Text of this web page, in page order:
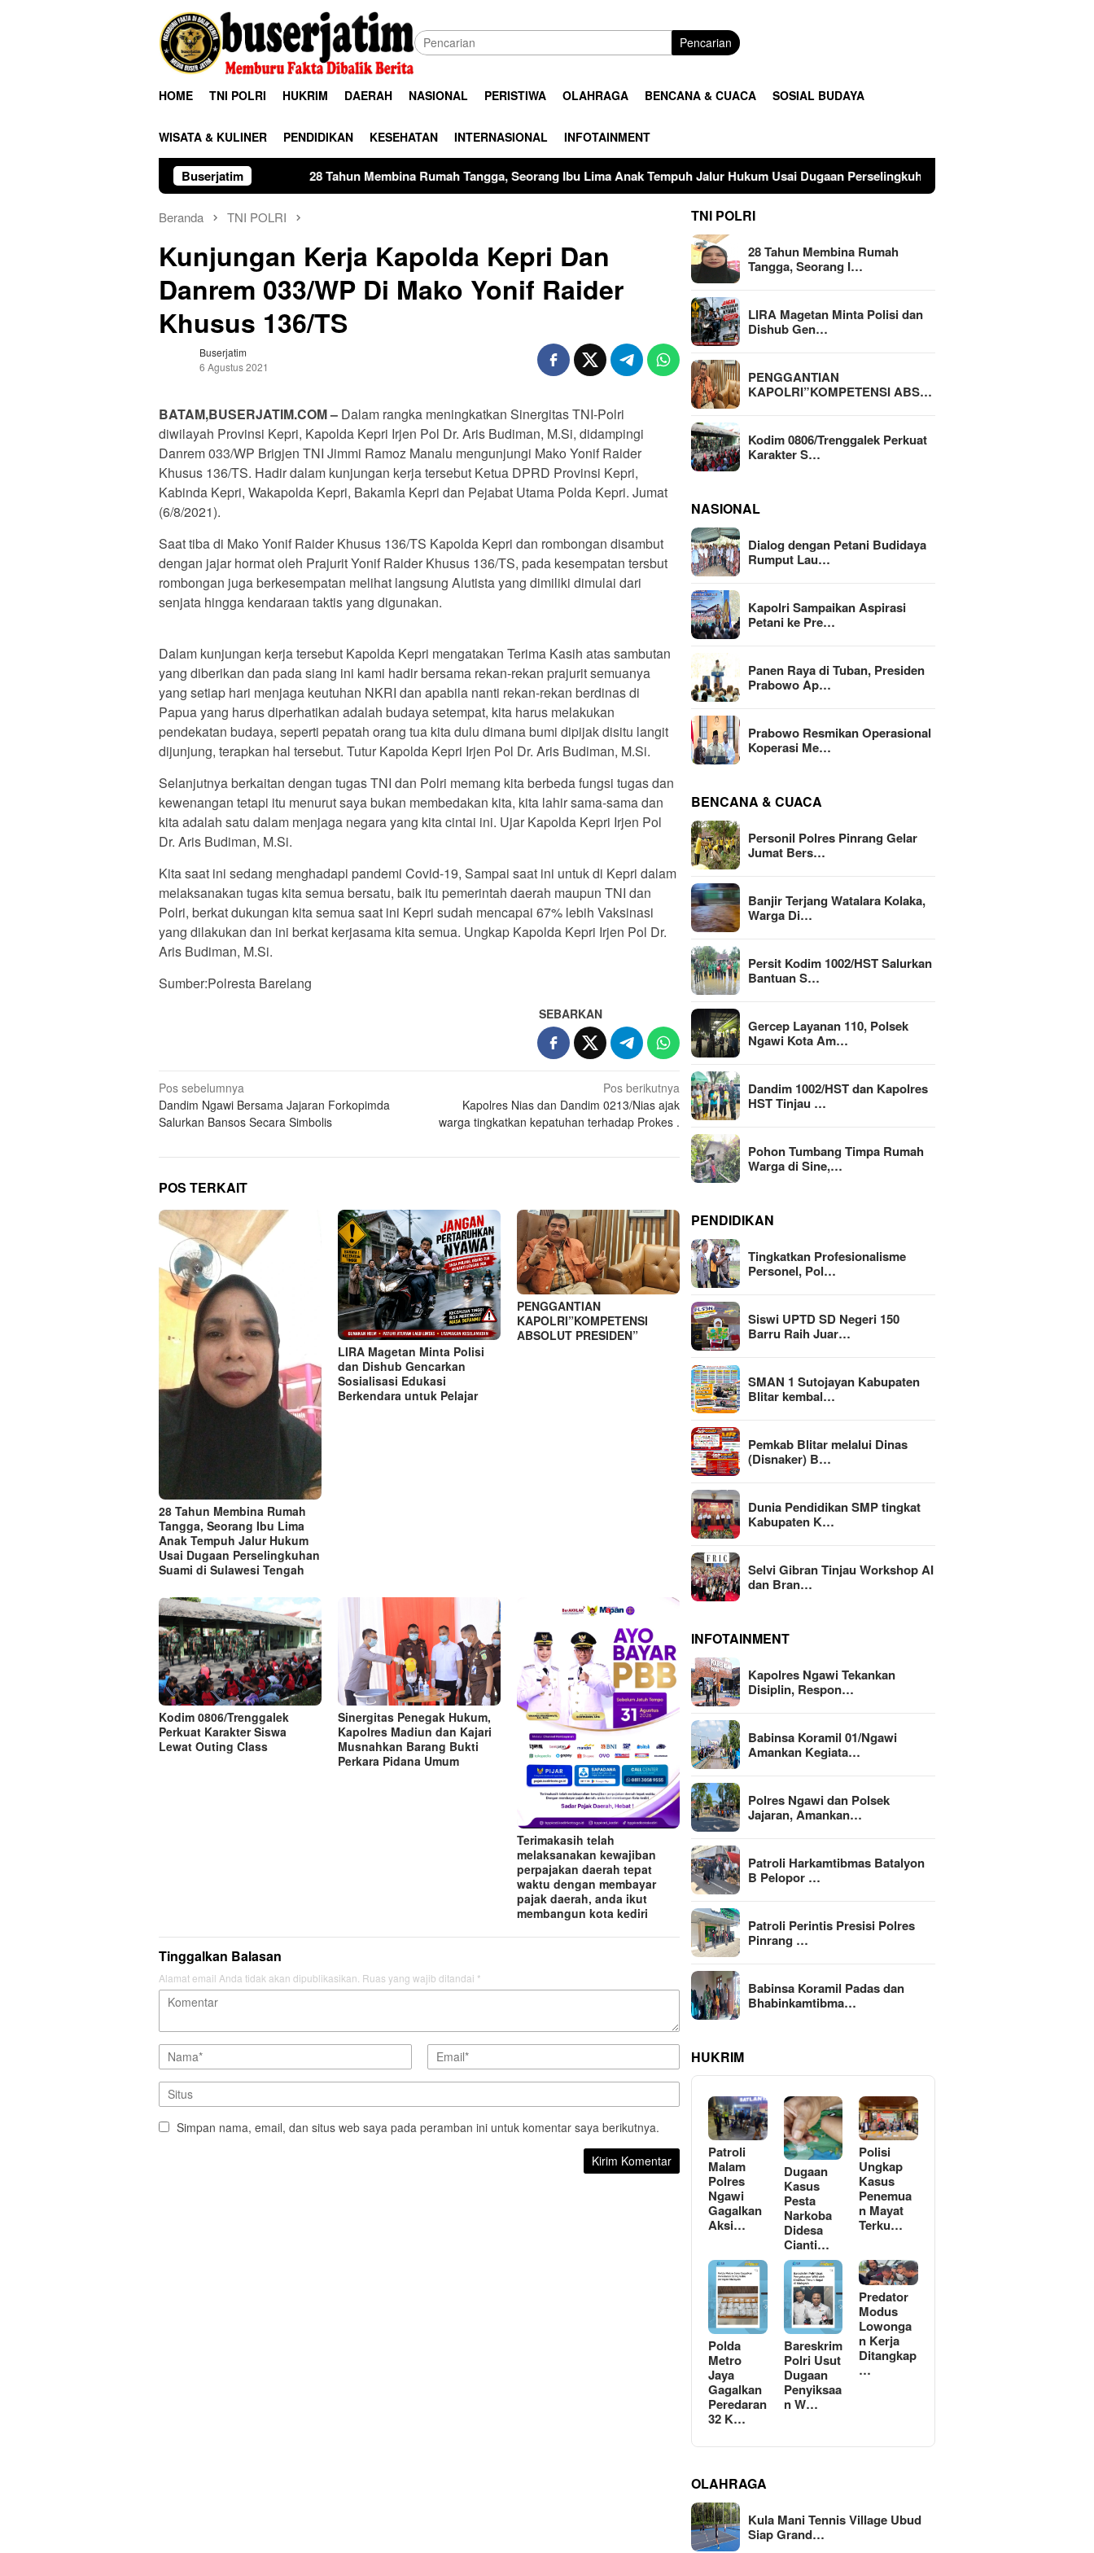
Pencarian
HOME TNI POLRI HUKRIM DAERAH NASIONAL PERISTIWA OLAHRAGA BENCANA & CUACA SOSIAL BUDAYA
WISATA & KULINER PENDIDIKAN KESEHATAN INTERNASIONAL INFOTAINMENT
Buserjatim
28 Tahun Membina Rumah Tangga, Seorang Ibu Lima Anak Tempuh Jalur Hukum Usai Dugaan Perselingkuhan Suami di Sulawesi Tengah
Beranda TNI POLRI
Kunjungan Kerja Kapolda Kepri Dan
Danrem 033/WP Di Mako Yonif Raider
Khusus 136/TS
Buserjatim
6 Agustus 2021
BATAM,BUSERJATIM.COM – Dalam rangka meningkatkan Sinergitas TNI-Polri
diwilayah Provinsi Kepri, Kapolda Kepri Irjen Pol Dr. Aris Budiman, M.Si, didampingi
Danrem 033/WP Brigjen TNI Jimmi Ramoz Manalu mengunjungi Mako Yonif Raider
Khusus 136/TS. Hadir dalam kunjungan kerja tersebut Ketua DPRD Provinsi Kepri,
Kabinda Kepri, Wakapolda Kepri, Bakamla Kepri dan Pejabat Utama Polda Kepri. Jumat
(6/8/2021).
Saat tiba di Mako Yonif Raider Khusus 136/TS Kapolda Kepri dan rombongan disambut
dengan jajar hormat oleh Prajurit Yonif Raider Khusus 136/TS, pada kesempatan tersbut
rombongan juga berkesempatan melihat langsung Alutista yang dimiliki dimulai dari
senjata hingga kendaraan taktis yang digunakan.
Dalam kunjungan kerja tersebut Kapolda Kepri mengatakan Terima Kasih atas sambutan
yang diberikan dan pada siang ini kami hadir bersama rekan-rekan prajurit semuanya
yang setiap hari menjaga keutuhan NKRI dan apabila nanti rekan-rekan berdinas di
Papua yang harus diperhatikan adalah budaya setempat, kita harus melakukan
pendekatan budaya, seperti pepatah orang tua kita dulu dimana bumi dipijak disitu langit
dijunjung, terapkan hal tersebut. Tutur Kapolda Kepri Irjen Pol Dr. Aris Budiman, M.Si.
Selanjutnya berkaitan dengan tugas TNI dan Polri memang kita berbeda fungsi tugas dan
kewenangan tetapi itu menurut saya bukan membedakan kita, kita lahir sama-sama dan
kita adalah satu dalam menjaga negara yang kita cintai ini. Ujar Kapolda Kepri Irjen Pol
Dr. Aris Budiman, M.Si.
Kita saat ini sedang menghadapi pandemi Covid-19, Sampai saat ini untuk di Kepri dalam
melaksanakan tugas kita semua bersatu, baik itu pemerintah daerah maupun TNI dan
Polri, berkat dukungan kita semua saat ini Kepri sudah mencapai 67% lebih Vaksinasi
yang dilakukan dan ini berkat kerjasama kita semua. Ungkap Kapolda Kepri Irjen Pol Dr.
Aris Budiman, M.Si.
Sumber:Polresta Barelang
SEBARKAN
Navigasi
pos
Pos sebelumnya
Dandim Ngawi Bersama Jajaran Forkopimda
Salurkan Bansos Secara Simbolis
Pos berikutnya
Kapolres Nias dan Dandim 0213/Nias ajak
warga tingkatkan kepatuhan terhadap Prokes .
POS TERKAIT
28 Tahun Membina Rumah
Tangga, Seorang Ibu Lima
Anak Tempuh Jalur Hukum
Usai Dugaan Perselingkuhan
Suami di Sulawesi Tengah
LIRA Magetan Minta Polisi
dan Dishub Gencarkan
Sosialisasi Edukasi
Berkendara untuk Pelajar
PENGGANTIAN
KAPOLRI”KOMPETENSI
ABSOLUT PRESIDEN”
Kodim 0806/Trenggalek
Perkuat Karakter Siswa
Lewat Outing Class
Sinergitas Penegak Hukum,
Kapolres Madiun dan Kajari
Musnahkan Barang Bukti
Perkara Pidana Umum
Terimakasih telah
melaksanakan kewajiban
perpajakan daerah tepat
waktu dengan membayar
pajak daerah, anda ikut
membangun kota kediri
Tinggalkan Balasan
Alamat email Anda tidak akan dipublikasikan. Ruas yang wajib ditandai *
Simpan nama, email, dan situs web saya pada peramban ini untuk komentar saya berikutnya.
TNI POLRI
28 Tahun Membina Rumah
Tangga, Seorang I…
LIRA Magetan Minta Polisi dan
Dishub Gen…
PENGGANTIAN
KAPOLRI”KOMPETENSI ABS…
Kodim 0806/Trenggalek Perkuat
Karakter S…
NASIONAL
Dialog dengan Petani Budidaya
Rumput Lau…
Kapolri Sampaikan Aspirasi
Petani ke Pre…
Panen Raya di Tuban, Presiden
Prabowo Ap…
Prabowo Resmikan Operasional
Koperasi Me…
BENCANA & CUACA
Personil Polres Pinrang Gelar
Jumat Bers…
Banjir Terjang Watalara Kolaka,
Warga Di…
Persit Kodim 1002/HST Salurkan
Bantuan S…
Gercep Layanan 110, Polsek
Ngawi Kota Am…
Dandim 1002/HST dan Kapolres
HST Tinjau …
Pohon Tumbang Timpa Rumah
Warga di Sine,…
PENDIDIKAN
Tingkatkan Profesionalisme
Personel, Pol…
Siswi UPTD SD Negeri 150
Barru Raih Juar…
SMAN 1 Sutojayan Kabupaten
Blitar kembal…
Pemkab Blitar melalui Dinas
(Disnaker) B…
Dunia Pendidikan SMP tingkat
Kabupaten K…
Selvi Gibran Tinjau Workshop AI
dan Bran…
INFOTAINMENT
Kapolres Ngawi Tekankan
Disiplin, Respon…
Babinsa Koramil 01/Ngawi
Amankan Kegiata…
Polres Ngawi dan Polsek
Jajaran, Amankan…
Patroli Harkamtibmas Batalyon
B Pelopor …
Patroli Perintis Presisi Polres
Pinrang …
Babinsa Koramil Padas dan
Bhabinkamtibma…
HUKRIM
Patroli
Malam
Polres
Ngawi
Gagalkan
Aksi…
Dugaan
Kasus
Pesta
Narkoba
Didesa
Cianti…
Polisi
Ungkap
Kasus
Penemua
n Mayat
Terku…
Polda
Metro
Jaya
Gagalkan
Peredaran
32 K…
Bareskrim
Polri Usut
Dugaan
Penyiksaa
n W…
Predator
Modus
Lowonga
n Kerja
Ditangkap
…
OLAHRAGA
Kula Mani Tennis Village Ubud
Siap Grand…